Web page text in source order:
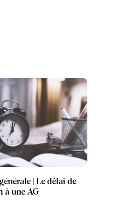
une petite
| Le délai de
à une AG